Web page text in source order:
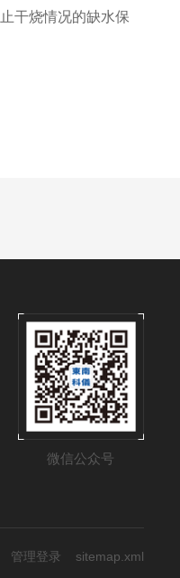
干烧情况的缺水保
微信公众号
管理登录 sitemap.xml